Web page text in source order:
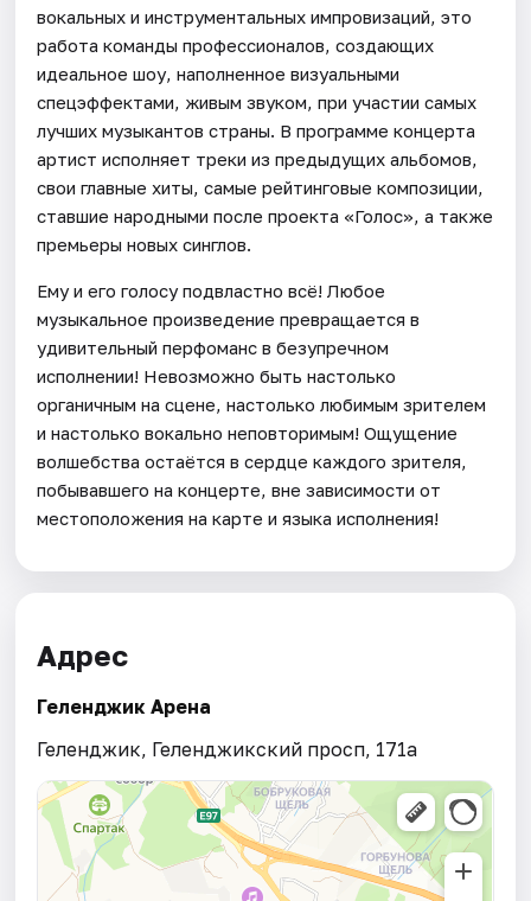
вокальных и инструментальных импровизаций, это
работа команды профессионалов, создающих
идеальное шоу, наполненное визуальными
спецэффектами, живым звуком, при участии самых
лучших музыкантов страны. В программе концерта
артист исполняет треки из предыдущих альбомов,
свои главные хиты, самые рейтинговые композиции,
ставшие народными после проекта «Голос», а также
премьеры новых синглов.
Ему и его голосу подвластно всё! Любое
музыкальное произведение превращается в
удивительный перфоманс в безупречном
исполнении! Невозможно быть настолько
органичным на сцене, настолько любимым зрителем
и настолько вокально неповторимым! Ощущение
волшебства остаётся в сердце каждого зрителя,
побывавшего на концерте, вне зависимости от
местоположения на карте и языка исполнения!
Адрес
Геленджик Арена
Геленджик, Геленджикский просп, 171а